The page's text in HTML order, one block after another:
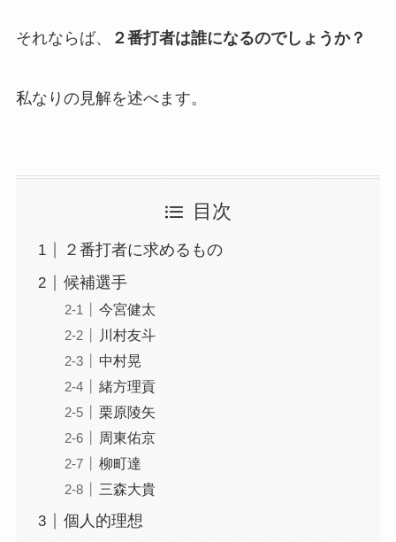
それならば、 ２番打者は誰になるのでしょうか？
私なりの見解を述べます。
目次
２番打者に求めるもの
候補選手
今宮健太
川村友斗
中村晃
緒方理貢
栗原陵矢
周東佑京
柳町達
三森大貴
個人的理想